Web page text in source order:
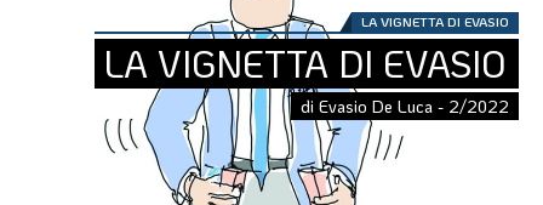
ARCHIVIO
Ultima edizione
1-2/2025
LA VIGNETTA DI EVASIO
LA VIGNETTA DI EVASIO
di Evasio De Luca - 2/2022